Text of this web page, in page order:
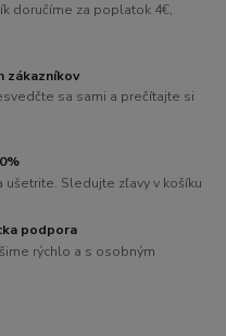
doručíme za poplatok 4€,
zákazníkov
sa sami a prečítajte si
Sledujte zľavy v košíku
podpora
rýchlo a s osobným